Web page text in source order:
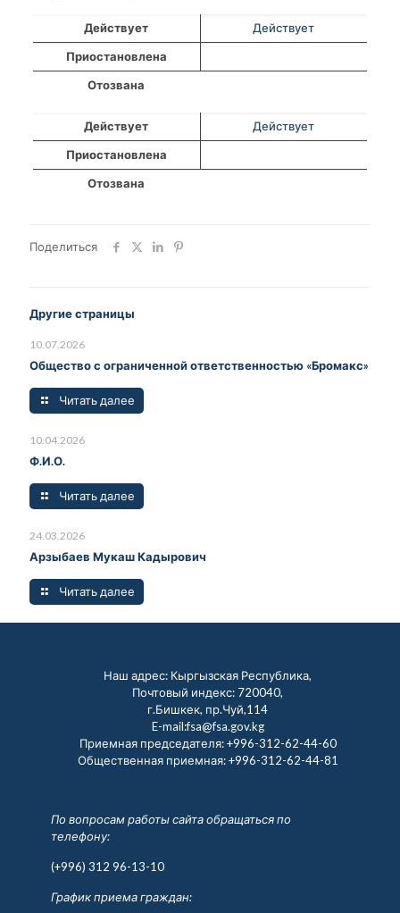
Действует
Действует
Приостановлена
Отозвана
Действует
Действует
Приостановлена
Отозвана
Поделиться
Другие страницы
10.07.2026
Общество с ограниченной ответственностью «Бромакс»
Читать далее
10.04.2026
Ф.И.О.
Читать далее
24.03.2026
Арзыбаев Мукаш Кадырович
Читать далее
Наш адрес: Кыргызская Республика,
Почтовый индекс: 720040,
г.Бишкек, пр.Чуй,114
E-mail:fsa@fsa.gov.kg
Приемная председателя:+996-312-62-44-60
Общественная приемная:+996-312-62-44-81
По вопросам работы сайта обращаться по
телефону:
(+996) 312 96-13-10
График приема граждан: